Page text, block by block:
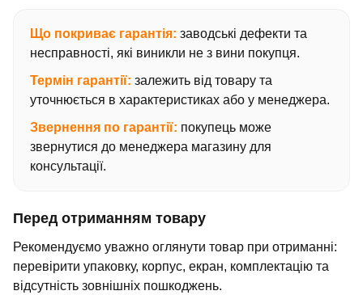
Що покриває гарантія: заводські дефекти та
несправності, які виникли не з вини покупця.
Термін гарантії: залежить від товару та
уточнюється в характеристиках або у менеджера.
Звернення по гарантії: покупець може
звернутися до менеджера магазину для
консультації.
Перед отриманням товару
Рекомендуємо уважно оглянути товар при отриманні:
перевірити упаковку, корпус, екран, комплектацію та
відсутність зовнішніх пошкоджень.